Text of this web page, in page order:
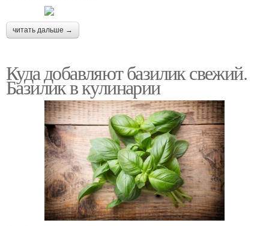
читать дальше →
Куда добавляют базилик свежий.
Базилик в кулинарии